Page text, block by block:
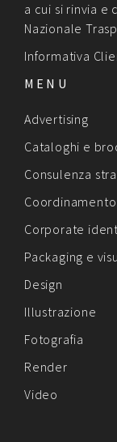
a cui si rinvia e
Nazionale
Informativa
MENU
Advertising
Cataloghi e
Consulenza
Corporate
Packaging e
Design
Illustrazione
Fotografia
Render
Video